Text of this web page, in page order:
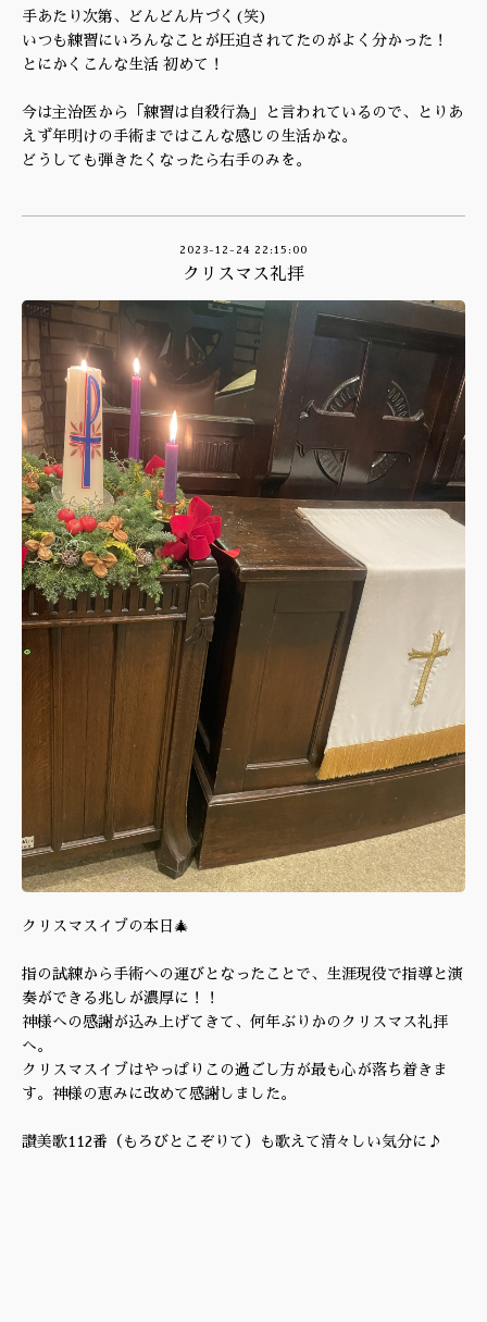
手あたり次第、どんどん片づく(笑)
いつも練習にいろんなことが圧迫されてたのがよく分かった！
とにかくこんな生活 初めて！
今は主治医から「練習は自殺行為」と言われているので、とりあ
えず年明けの手術まではこんな感じの生活かな。
どうしても弾きたくなったら右手のみを。
2023-12-24 22:15:00
クリスマス礼拝
クリスマスイブの本日🎄
指の試練から手術への運びとなったことで、生涯現役で指導と演
奏ができる兆しが濃厚に！！
神様への感謝が込み上げてきて、何年ぶりかのクリスマス礼拝
へ。
クリスマスイブはやっぱりこの過ごし方が最も心が落ち着きま
す。神様の恵みに改めて感謝しました。
讃美歌112番（もろびとこぞりて）も歌えて清々しい気分に♪